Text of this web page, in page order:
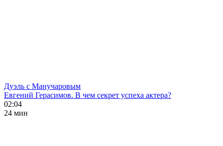
Дуэль с Манучаровым
Евгений Герасимов. В чем секрет успеха актера?
02:04
24 мин